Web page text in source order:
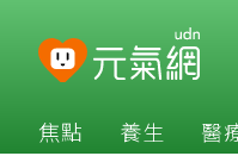
焦點 養生 醫